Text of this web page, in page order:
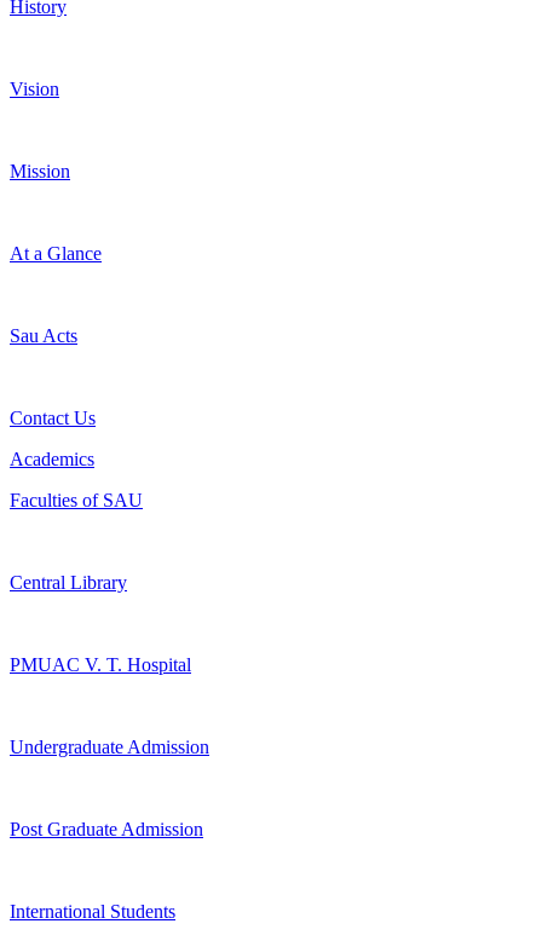
History
Vision
Mission
At a Glance
Sau Acts
Contact Us
Academics
Faculties of SAU
Central Library
PMUAC V. T. Hospital
Undergraduate Admission
Post Graduate Admission
International Students